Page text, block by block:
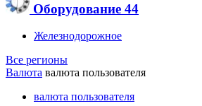
Оборудование 44
Железнодорожное
Все регионы
Валюта валюта пользователя
валюта пользователя